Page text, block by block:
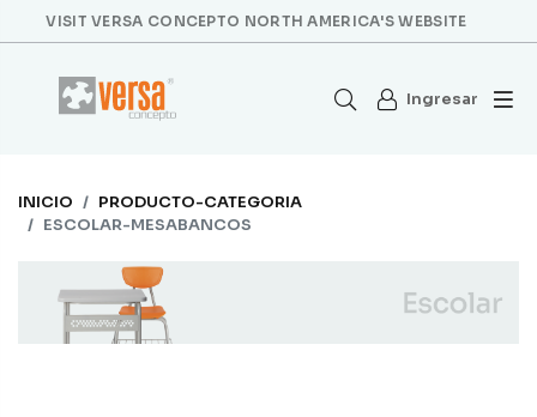
VISIT VERSA CONCEPTO NORTH AMERICA'S WEBSITE
Ingresar
INICIO
PRODUCTO-CATEGORIA
ESCOLAR-MESABANCOS